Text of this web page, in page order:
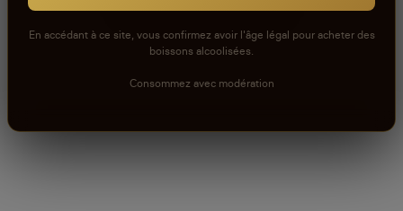
En accédant à ce site, vous confirmez avoir l'âge légal pour acheter des
boissons alcoolisées.
Consommez avec modération